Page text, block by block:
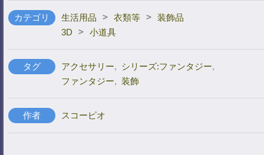
カテゴリ 生活用品 > 衣類等 > 装飾品
3D
> 小道具
タグ アクセサリー, シリーズ:ファンタジー,
ファンタジー, 装飾
作者 スコーピオ